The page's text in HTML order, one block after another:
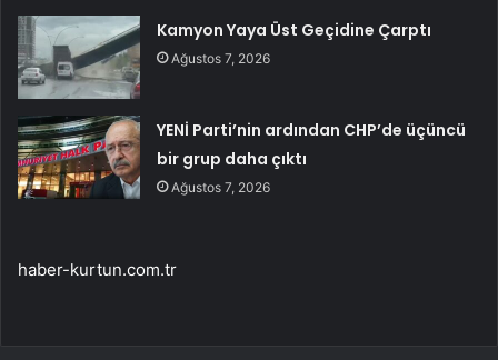
Kamyon Yaya Üst Geçidine Çarptı
Ağustos 7, 2026
YENİ Parti’nin ardından CHP’de üçüncü
bir grup daha çıktı
Ağustos 7, 2026
haber-kurtun.com.tr